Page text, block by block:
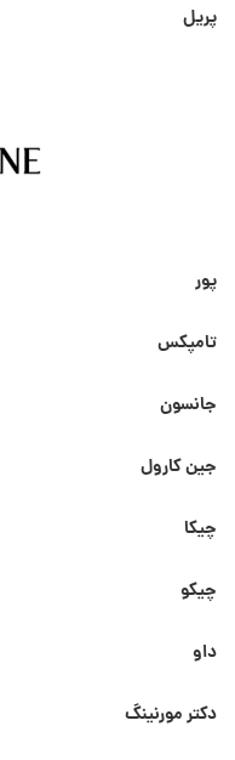
پریل
پور
تامپکس
جانسون
جین کارول
چیکا
چیکو
داو
دکتر مورنینگ